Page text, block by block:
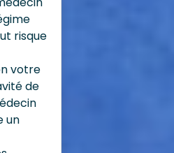
risque
votre
de
un